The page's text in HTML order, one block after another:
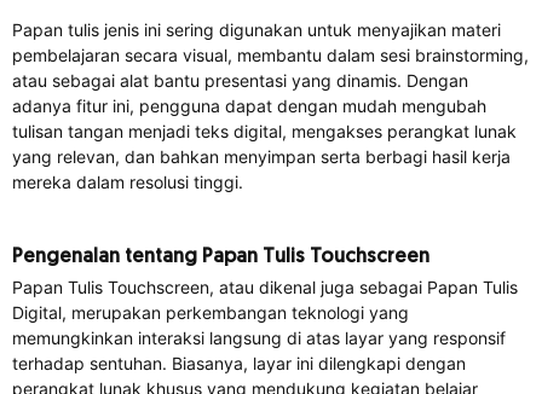
Papan tulis jenis ini sering digunakan untuk menyajikan materi
pembelajaran secara visual, membantu dalam sesi brainstorming,
atau sebagai alat bantu presentasi yang dinamis. Dengan
adanya fitur ini, pengguna dapat dengan mudah mengubah
tulisan tangan menjadi teks digital, mengakses perangkat lunak
yang relevan, dan bahkan menyimpan serta berbagi hasil kerja
mereka dalam resolusi tinggi.
Pengenalan tentang Papan Tulis Touchscreen
Papan Tulis Touchscreen, atau dikenal juga sebagai Papan Tulis
Digital, merupakan perkembangan teknologi yang
memungkinkan interaksi langsung di atas layar yang responsif
terhadap sentuhan. Biasanya, layar ini dilengkapi dengan
perangkat lunak khusus yang mendukung kegiatan belajar